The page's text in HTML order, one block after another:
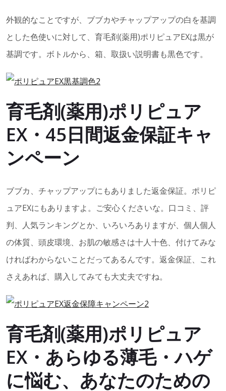
外観的なことですが、ブブカやチャップアップの白を基調
とした色使いに対して、育毛剤(薬用)ポリピュアEXは黒が
基調です。ボトルから、箱、取扱い説明書も黒色です。
育毛剤(薬用)ポリピュア
EX・45日間返金保証キャ
ンペーン
ブブカ、チャップアップにもありました返金保証。ポリピ
ュアEXにもありますよ。ご安心くださいな。口コミ、評
判、人気ランキングとか、いろいろありますが、個人個人
の体質、頭皮環境、お肌の敏感さは十人十色、付けてみな
ければわからないことだってあるんです。返金保証、これ
さえあれば、購入してみても大丈夫ですね。
育毛剤(薬用)ポリピュア
EX・あらゆる薄毛・ハゲ
に悩む、あなたのための